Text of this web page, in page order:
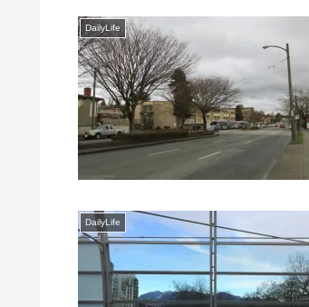
DailyLife
DailyLife